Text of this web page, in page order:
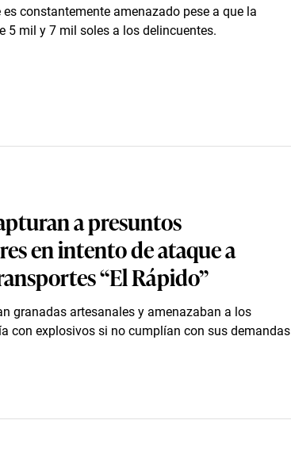
constantemente amenazado pese a que la
5 mil y 7 mil soles a los delincuentes.
a presuntos
en intento de ataque a
“El Rápido”
granadas artesanales y amenazaban a los
con explosivos si no cumplían con sus demandas